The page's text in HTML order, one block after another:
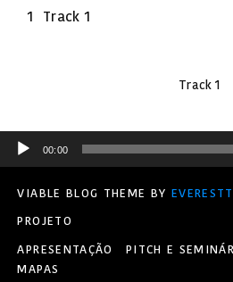
1 Track 1
Track 1
Tocador
00:00
VIABLE BLOG THEME BY
PROJETO
APRESENTAÇÃO
PITCH E
MAPAS